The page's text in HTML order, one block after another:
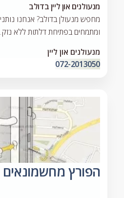
מנעולנים און ליין בדולב
ומתמחים בפתיחת דלתות ללא נזק.
מנעולנים און ליין
072-2013050
הפורץ מחשמונאים